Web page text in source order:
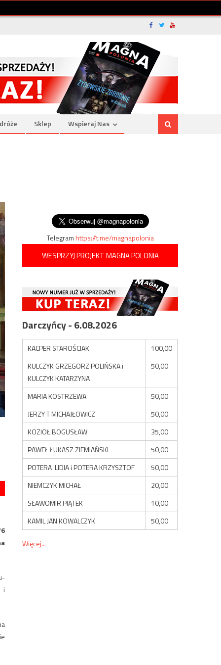
Sklep Wspieraj Nas
i
Telegramhttps://t.me/magnapolonia
WESPRZYJ PROJEKT MAGNA POLONIA
Darczyńcy - 6.08.2026
KACPER STAROŚCIAK
100,00
KULCZYK GRZEGORZ POLIŃSKA i
KULCZYK KATARZYNA
50,00
MARIA KOSTRZEWA
50,00
JERZY T MICHAJŁOWICZ
50,00
KOZIOŁ BOGUSŁAW
35,00
PAWEŁ ŁUKASZ ZIEMIAŃSKI
50,00
POTERA LIDIA i POTERA KRZYSZTOF
50,00
NIEMCZYK MICHAŁ
20,00
SŁAWOMIR PIĄTEK
10,00
KAMIL JAN KOWALCZYK
50,00
Więcej...